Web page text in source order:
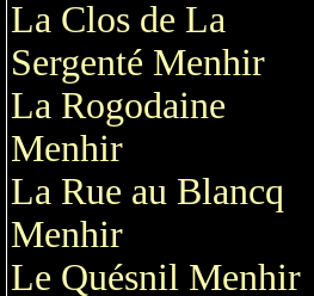
La Clos de La
Sergenté Menhir
La Rogodaine
Menhir
La Rue au Blancq
Menhir
Le Quésnil Menhir